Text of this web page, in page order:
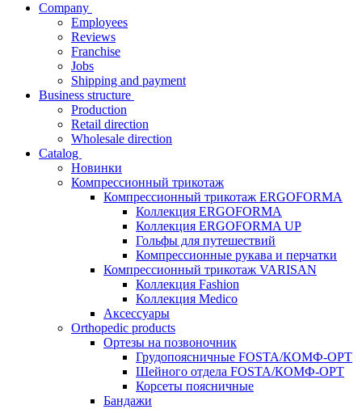
Company
Employees
Reviews
Franchise
Jobs
Shipping and payment
Business structure
Production
Retail direction
Wholesale direction
Catalog
Новинки
Компрессионный трикотаж
Компрессионный трикотаж ERGOFORMA
Коллекция ERGOFORMA
Коллекция ERGOFORMA UP
Гольфы для путешествий
Компрессионные рукава и перчатки
Компрессионный трикотаж VARISAN
Коллекция Fashion
Коллекция Medico
Аксессуары
Orthopedic products
Ортезы на позвоночник
Грудопоясничные FOSTA/КОМФ-ОРТ
Шейного отдела FOSTA/КОМФ-ОРТ
Корсеты поясничные
Бандажи